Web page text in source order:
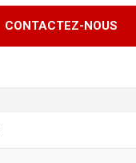
CONTACTEZ-NOUS